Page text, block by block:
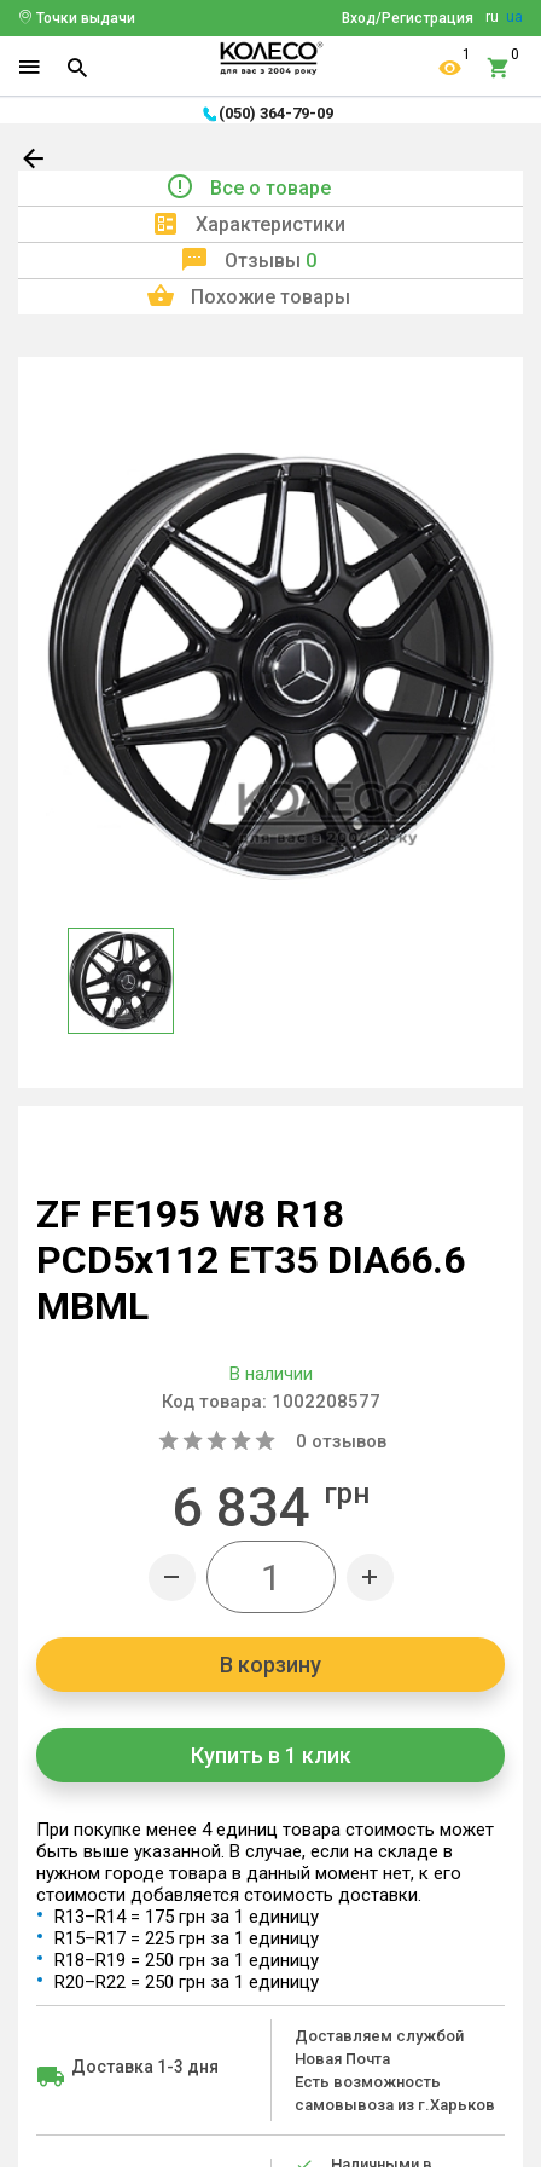
ru ua
Вход/Регистрация
Точки выдачи
1 0
(050) 364-79-09
Все о товаре
Характеристики
Отзывы 0
Похожие товары
ZF FE195 W8 R18
PCD5x112 ET35 DIA66.6
MBML
В наличии
Код товара: 1002208577
0 отзывов
6 834 грн
В корзину
Купить в 1 клик
При покупке менее 4 единиц товара стоимость может
быть выше указанной. В случае, если на складе в
нужном городе товара в данный момент нет, к его
стоимости добавляется стоимость доставки.
R13–R14 = 175 грн за 1 единицу
R15–R17 = 225 грн за 1 единицу
R18–R19 = 250 грн за 1 единицу
R20–R22 = 250 грн за 1 единицу
Доставка 1-3 дня
Доставляем службой
Новая Почта
Есть возможность
самовывоза из г.Харьков